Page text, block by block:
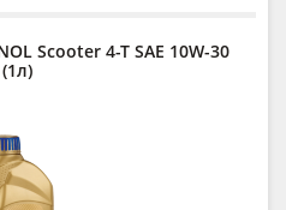
Scooter 4-T SAE 10W-30
(1л)